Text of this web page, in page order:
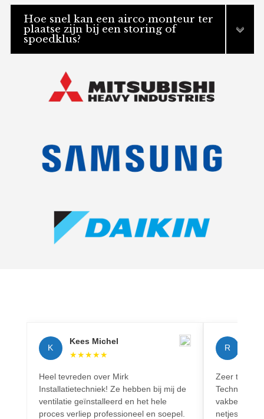
Hoe snel kan een airco monteur ter
plaatse zijn bij een storing of
spoedklus?
K
Kees Michel
★★★★★
Heel tevreden over Mirk
Installatietechniek! Ze hebben bij mij de
ventilatie geïnstalleerd en het hele
proces verliep professioneel en soepel.
R
Zeer
Techniek!
netjes en